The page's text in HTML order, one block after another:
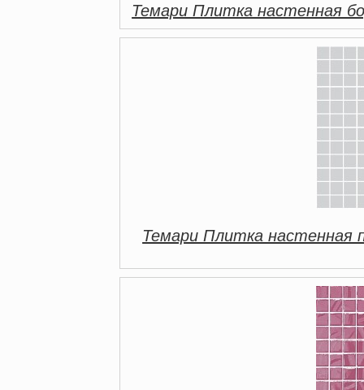
Темари Плитка настенная
Темари Плитка настенная